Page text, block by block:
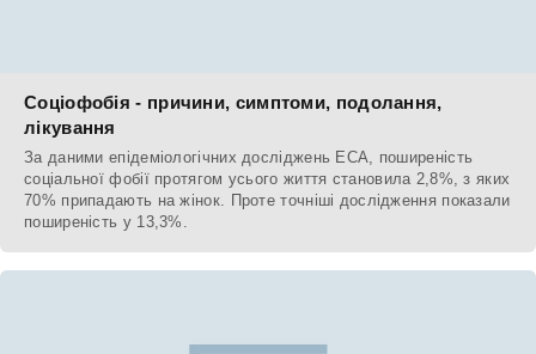
Соціофобія - причини, симптоми, подолання,
лікування
За даними епідеміологічних досліджень ECA, поширеність
соціальної фобії протягом усього життя становила 2,8%, з яких
70% припадають на жінок. Проте точніші дослідження показали
поширеність у 13,3%.